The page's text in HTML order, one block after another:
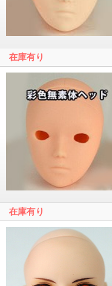
在庫有り
在庫有り